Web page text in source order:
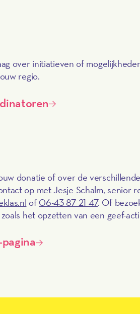
over initiatieven of
regio.
donatie of over de
op met Jesje Schalm, senior
of 06-43 87 21 47. Of
het opzetten van een geef-